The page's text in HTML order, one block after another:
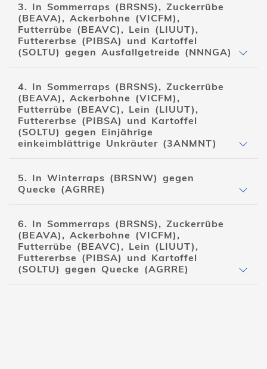
3. In Sommerraps (BRSNS), Zuckerrübe
(BEAVA), Ackerbohne (VICFM),
Futterrübe (BEAVC), Lein (LIUUT),
Futtererbse (PIBSA) und Kartoffel
(SOLTU) gegen Ausfallgetreide (NNNGA)
4. In Sommerraps (BRSNS), Zuckerrübe
(BEAVA), Ackerbohne (VICFM),
Futterrübe (BEAVC), Lein (LIUUT),
Futtererbse (PIBSA) und Kartoffel
(SOLTU) gegen Einjährige
einkeimblättrige Unkräuter (3ANMNT)
5. In Winterraps (BRSNW) gegen
Quecke (AGRRE)
6. In Sommerraps (BRSNS), Zuckerrübe
(BEAVA), Ackerbohne (VICFM),
Futterrübe (BEAVC), Lein (LIUUT),
Futtererbse (PIBSA) und Kartoffel
(SOLTU) gegen Quecke (AGRRE)